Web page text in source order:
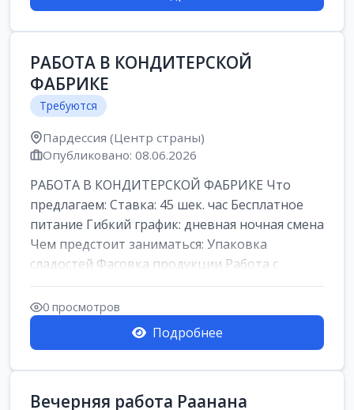
РАБОТА В КОНДИТЕРСКОЙ
ФАБРИКЕ
Требуются
Пардессия (Центр страны)
Опубликовано: 08.06.2026
РАБОТА В КОНДИТЕРСКОЙ ФАБРИКЕ Что
предлагаем: Ставка: 45 шек. час Бесплатное
питание Гибкий график: дневная ночная смена
Чем предстоит заниматься: Упаковка
сладостей Фасовка продукции Работа с
кремами...
0 просмотров
Подробнее
Вечерняя работа Раанана